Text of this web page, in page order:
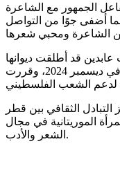
الجمهور مع الشاعرة
أضفى جوًا من التواصل
قد أطلقت ديوانها
“الطوفان” في حفل أقيم بنواكشوط في ديسمبر 2024، وقررت
الثقافي بين قطر
الموريتانية في مجال
الشعر والأدب.